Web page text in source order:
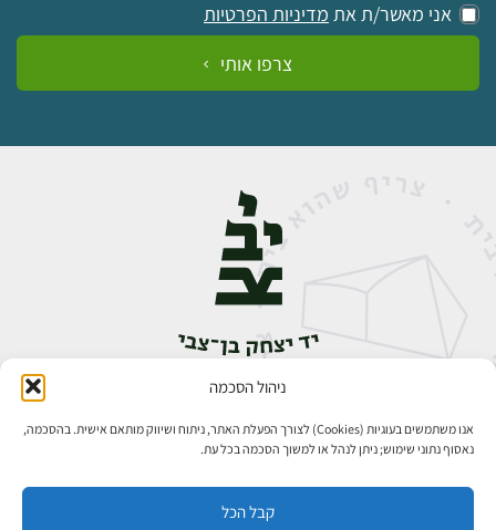
ניהול הסכמה
אנו משתמשים בעוגיות (Cookies) לצורך הפעלת האתר, ניתוח ושיווק מותאם אישית. בהסכמה,
נאסוף נתוני שימוש; ניתן לנהל או למשוך הסכמה בכל עת.
קבל הכל
אני מאשר/ת את מדיניות הפרטיות
צרפו אותי
אבן גבירול 14, רחביה, ירושלים